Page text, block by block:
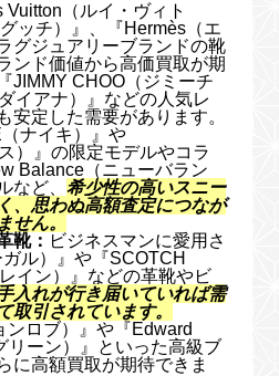
Vuitton（ルイ・ヴィト
ッチ）』、『Hermès（エ
グジュアリーブランドの靴
ンド価値から高価買取が期
JIMMY CHOO（ジミーチ
イアナ）』などの人気レ
安定した需要があります。
（ナイキ）』や
）』の限定モデルやコラ
Balance（ニューバラン
など、 希少性の高いスニー
、思わぬ高額査定につなが
せん。
靴： ビジネスマンに愛用さ
ル）』や『SCOTCH
イン）』などの革靴やビ
入れが行き届いていれば需
取引されています。
ンロブ）』や『Edward
リーン）』といった高級ブ
に高額買取が期待できま